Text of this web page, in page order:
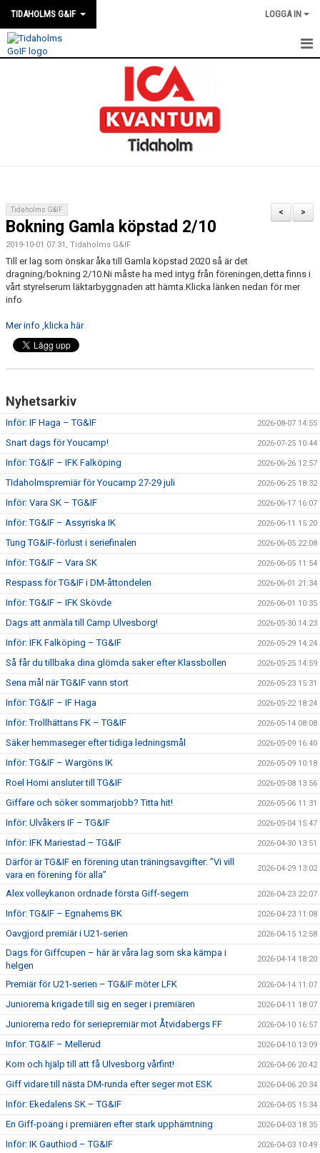
TIDAHOLMS G&IF LOGGA IN
FÖRENINGEN
SOUVENIRER
GAMLA GIFFS TORSDAGSTRÄFFAR
MATCHER
CUPER ARBETSBESKRIVNING
>
<
Tidaholms G&IF
Bokning Gamla köpstad 2/10
2019-10-01 07:31, Tidaholms G&IF
Till er lag som önskar åka till Gamla köpstad 2020 så är det
dragning/bokning 2/10.Ni måste ha med intyg från föreningen,detta finns i
vårt styrelserum läktarbyggnaden att hämta.Klicka länken nedan för mer
info
Mer info ,klicka här
Nyhetsarkiv
Inför: IF Haga – TG&IF 2026-08-07 14:55
Snart dags för Youcamp! 2026-07-25 10:44
Inför: TG&IF – IFK Falköping 2026-06-26 12:57
TIdaholmspremiär för Youcamp 27-29 juli 2026-06-25 18:32
Inför: Vara SK – TG&IF 2026-06-17 16:07
Inför: TG&IF – Assyriska IK 2026-06-11 15:20
Tung TG&IF-förlust i seriefinalen 2026-06-05 22:08
Inför: TG&IF – Vara SK 2026-06-05 11:54
Respass för TG&IF i DM-åttondelen 2026-06-01 21:34
Inför: TG&IF – IFK Skövde 2026-06-01 10:35
Dags att anmäla till Camp Ulvesborg! 2026-05-30 14:23
Inför: IFK Falköping – TG&IF 2026-05-29 14:24
Så får du tillbaka dina glömda saker efter Klassbollen 2026-05-25 14:59
Sena mål när TG&IF vann stort 2026-05-23 15:31
Inför: TG&IF – IF Haga 2026-05-22 18:24
Inför: Trollhättans FK – TG&IF 2026-05-14 08:08
Säker hemmaseger efter tidiga ledningsmål 2026-05-09 16:40
Inför: TG&IF – Wargöns IK 2026-05-09 10:18
Roel Homi ansluter till TG&IF 2026-05-08 13:56
Giffare och söker sommarjobb? Titta hit! 2026-05-06 11:31
Inför: Ulvåkers IF – TG&IF 2026-05-04 15:47
Inför: IFK Mariestad – TG&IF 2026-04-30 13:51
Därför är TG&IF en förening utan träningsavgifter: ”Vi vill
vara en förening för alla”
2026-04-29 13:02
Alex volleykanon ordnade första Giff-segern 2026-04-23 22:07
Inför: TG&IF – Egnahems BK 2026-04-23 11:08
Oavgjord premiär i U21-serien 2026-04-15 12:58
Dags för Giffcupen – här är våra lag som ska kämpa i
helgen
2026-04-14 18:20
Premiär för U21-serien – TG&IF möter LFK 2026-04-14 11:07
Juniorerna krigade till sig en seger i premiären 2026-04-11 18:07
Juniorerna redo för seriepremiär mot Åtvidabergs FF 2026-04-10 16:57
Inför: TG&IF – Mellerud 2026-04-10 13:09
Kom och hjälp till att få Ulvesborg vårfint! 2026-04-06 20:42
Giff vidare till nästa DM-runda efter seger mot ESK 2026-04-06 20:34
Inför: Ekedalens SK – TG&IF 2026-04-05 15:34
En Giff-poäng i premiären efter stark upphämtning 2026-04-03 18:35
Inför: IK Gauthiod – TG&IF 2026-04-03 10:49